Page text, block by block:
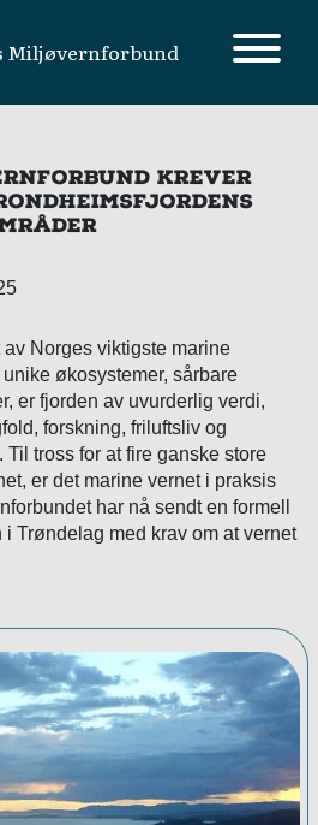
Miljøvernforbund
KREVER
Norges viktigste marine
økosystemer, sårbare
er fjorden av uvurderlig verdi,
forskning, friluftsliv og
tross for at fire ganske store
er det marine vernet i praksis
har nå sendt en formell
i Trøndelag med krav om at vernet